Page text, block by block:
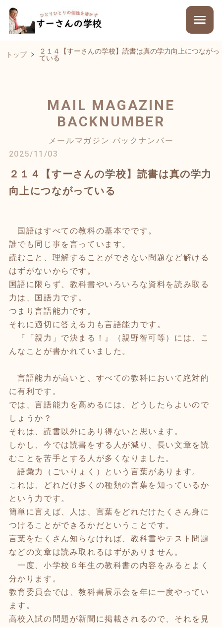
トップ
２１４【すーさんの学校】読書は真の学力向上につながっ
ている
MAIL MAGAZINE
BACKNUMBER
メールマガジン バックナンバー
2025/11/03
２１４【すーさんの学校】読書は真の学力
向上につながっている
国語はすべての教科の基本でです。
誰でも同じ事を言っています。
読むこと、理解することができない問題など解ける
はずがないからです。
国語に限らず、教科書やいろいろな資料を読み取る
力は、国語力です。
つまり言語能力です。
それに適切に答える力も言語能力です。
『「親力」で決まる！』（親野智可等）には、こ
んなことが書かれていました。
言語能力が高いと、すべての教科において絶対的
に有利です。
では、言語能力を高めるには、どうしたらよいので
しょうか？
それは、読書以外にあり得ないと思います。
しかし、今では読書をする人が減り、長い文章を読
むことを苦手とする人が多くなりました。
語彙力（ごいりょく）という言葉があります。
これは、どれだけ多くの種類の言葉を知っているか
という力です。
簡単に言えば、人は、言葉をどれだけたくさん身に
つけることができるかだということです。
言葉をたくさん知らなければ、教科書やテスト問題
などの文章は読み取れるはずがありません。
一度、小学校６年生の教科書の内容をみるとよく
分かります。
教育委員会では、教科書展示会を年に一度やってい
ます。
高校入試の問題が新聞に掲載されるので、それを見